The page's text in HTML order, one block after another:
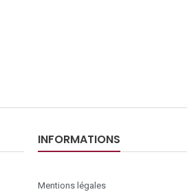
INFORMATIONS
Mentions légales